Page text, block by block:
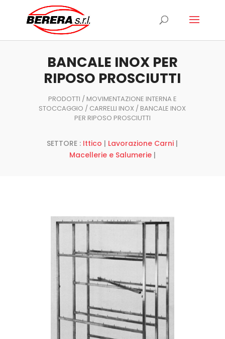
prodotti
BANCALE INOX PER
RIPOSO PROSCIUTTI
PRODOTTI / MOVIMENTAZIONE INTERNA E
STOCCAGGIO / CARRELLI INOX / BANCALE INOX
PER RIPOSO PROSCIUTTI
SETTORE : Ittico | Lavorazione Carni |
Macellerie e Salumerie|